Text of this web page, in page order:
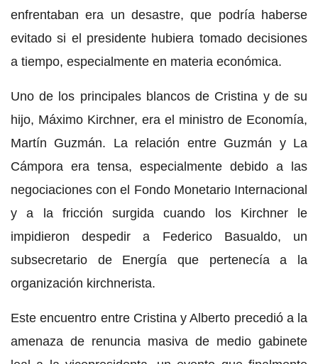
enfrentaban era un desastre, que podría haberse
evitado si el presidente hubiera tomado decisiones
a tiempo, especialmente en materia económica.
Uno de los principales blancos de Cristina y de su
hijo, Máximo Kirchner, era el ministro de Economía,
Martín Guzmán. La relación entre Guzmán y La
Cámpora era tensa, especialmente debido a las
negociaciones con el Fondo Monetario Internacional
y a la fricción surgida cuando los Kirchner le
impidieron despedir a Federico Basualdo, un
subsecretario de Energía que pertenecía a la
organización kirchnerista.
Este encuentro entre Cristina y Alberto precedió a la
amenaza de renuncia masiva de medio gabinete